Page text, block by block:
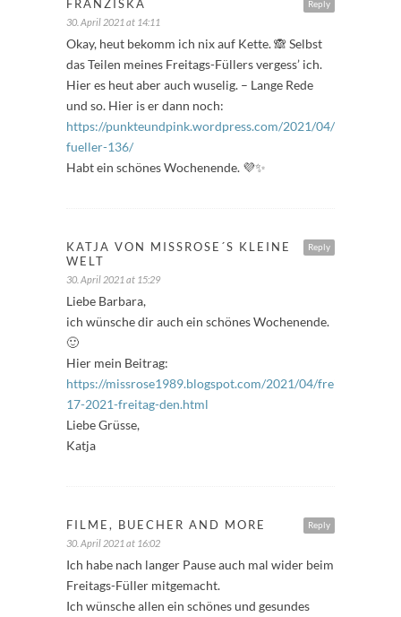
Reply
FRANZISKA
30. April 2021 at 14:11
Okay, heut bekomm ich nix auf Kette. 🙈 Selbst
das Teilen meines Freitags-Füllers vergess’ ich.
Hier es heut aber auch wuselig. – Lange Rede
und so. Hier is er dann noch:
https://punkteundpink.wordpress.com/2021/04/30/freitags-
fueller-136/
Habt ein schönes Wochenende. 💜✨
Reply
KATJA VON MISSROSE´S KLEINE
WELT
30. April 2021 at 15:29
Liebe Barbara,
ich wünsche dir auch ein schönes Wochenende.
🙂
Hier mein Beitrag:
https://missrose1989.blogspot.com/2021/04/freitagfuller-
17-2021-freitag-den.html
Liebe Grüsse,
Katja
Reply
FILME, BUECHER AND MORE
30. April 2021 at 16:02
Ich habe nach langer Pause auch mal wider beim
Freitags-Füller mitgemacht.
Ich wünsche allen ein schönes und gesundes